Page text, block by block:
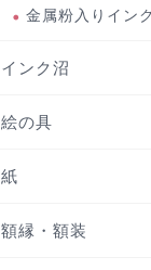
金属粉入りインク
インク沼
絵の具
紙
額縁・額装